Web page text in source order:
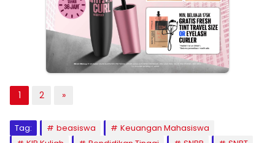
1 2 »
Tag: beasiswa
Keuangan Mahasiswa